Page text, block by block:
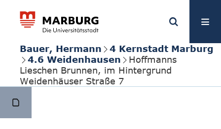
Bauer, Hermann
4 Kernstadt Marburg
4.6 Weidenhausen
Hoffmanns
Lieschen Brunnen, im Hintergrund
Weidenhäuser Straße 7